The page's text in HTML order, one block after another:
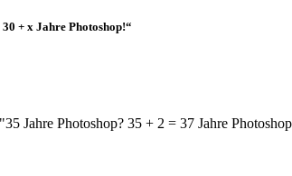
+ x Jahre Photoshop!“
Jahre Photoshop? 35 + 2 = 37 Jahre